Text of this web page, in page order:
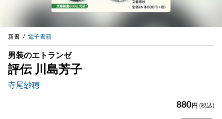
新書 電子書籍
男装のエトランゼ
評伝 川島芳子
寺尾紗穂
880 円 (税込)